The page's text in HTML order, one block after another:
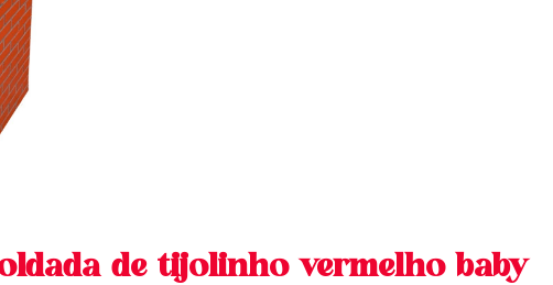
de tijolinho vermelho baby